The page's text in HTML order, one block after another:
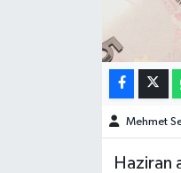
Mehmet
Haziran
SürManşet
Teknoloji